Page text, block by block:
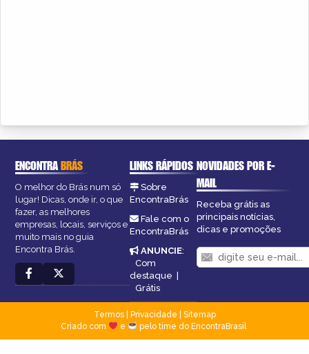
ENCONTRABRÁS
O melhor do Brás num só
lugar! Dicas, onde ir, o que
fazer, as melhores
empresas, locais, serviços e
muito mais no guia
Encontra Brás.
LINKS RÁPIDOS
Sobre
EncontraBrás
Fale com o
EncontraBrás
ANUNCIE:
Com
destaque |
Grátis
NOVIDADES POR E-
MAIL
Receba grátis as
principais notícias,
dicas e promoções
Termos| Privacidade
Sitemap
Criado com
e pelo time do EncontraBrasil